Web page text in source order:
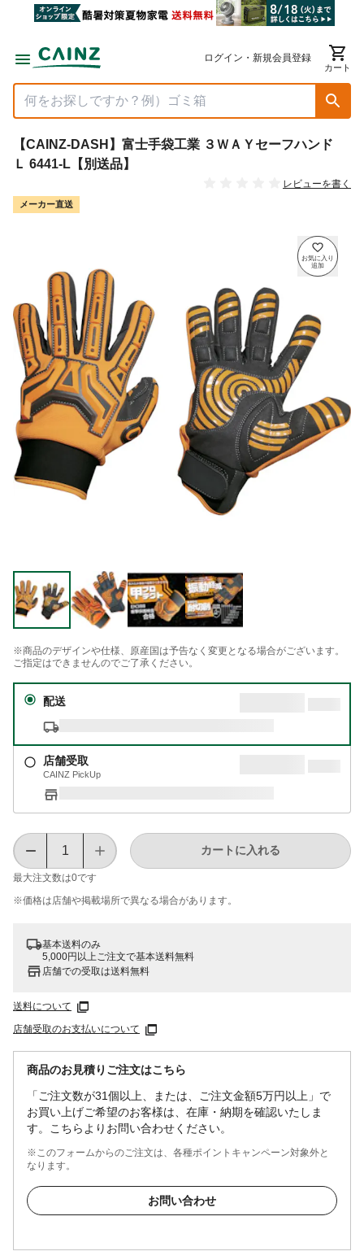
ログイン・新規会員登録
カート
【CAINZ-DASH】富士手袋工業 ３ＷＡＹセーフハンド
Ｌ 6441-L【別送品】
レビューを書く
メーカー直送
※商品のデザインや仕様、原産国は予告なく変更となる場合がございます。
ご指定はできませんのでご了承ください。
配送
店舗受取
CAINZ PickUp
最大注文数は0です
カートに入れる
※価格は​店舗や​掲載場所で​異なる​場合が​あります。
基本送料のみ
5,000円以上ご注文で基本送料無料
店舗での受取は送料無料
送料について
店舗受取のお支払いについて
商品のお見積りご注文はこちら
「ご注文数が31個以上、または、ご注文金額5万円以上」で
お買い上げご希望のお客様は、在庫・納期を確認いたしま
す。こちらよりお問い合わせください。
※このフォームからのご注文は、各種ポイントキャンペーン対象外と
なります。
お問い合わせ